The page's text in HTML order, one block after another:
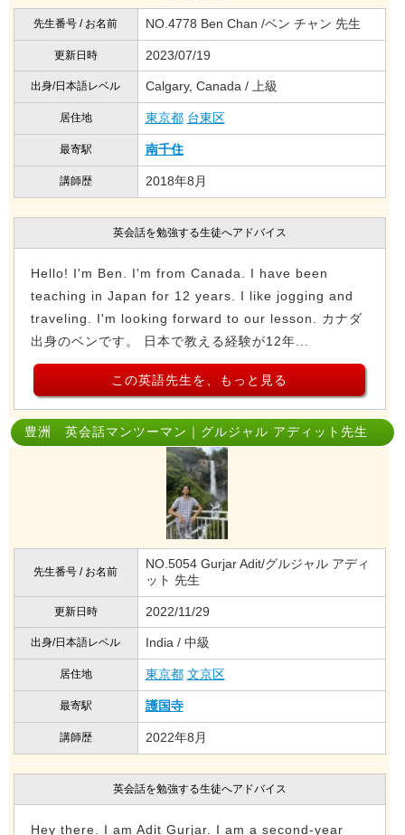
先生番号 / お名前 NO.4778 Ben Chan /ベン チャン 先生
更新日時 2023/07/19
出身/日本語レベル Calgary, Canada / 上級
居住地 東京都 台東区
最寄駅 南千住
講師歴 2018年8月
英会話を勉強する生徒へアドバイス
Hello! I'm Ben. I'm from Canada. I have been
teaching in Japan for 12 years. I like jogging and
traveling. I'm looking forward to our lesson. カナダ
出身のベンです。 日本で教える経験が12年...
この英語先生を、もっと見る
豊洲 英会話マンツーマン｜グルジャル アディット先生
先生番号 / お名前
NO.5054 Gurjar Adit/グルジャル アディ
ット 先生
更新日時 2022/11/29
出身/日本語レベル India / 中級
居住地 東京都 文京区
最寄駅 護国寺
講師歴 2022年8月
英会話を勉強する生徒へアドバイス
Hey there. I am Adit Gurjar. I am a second-year